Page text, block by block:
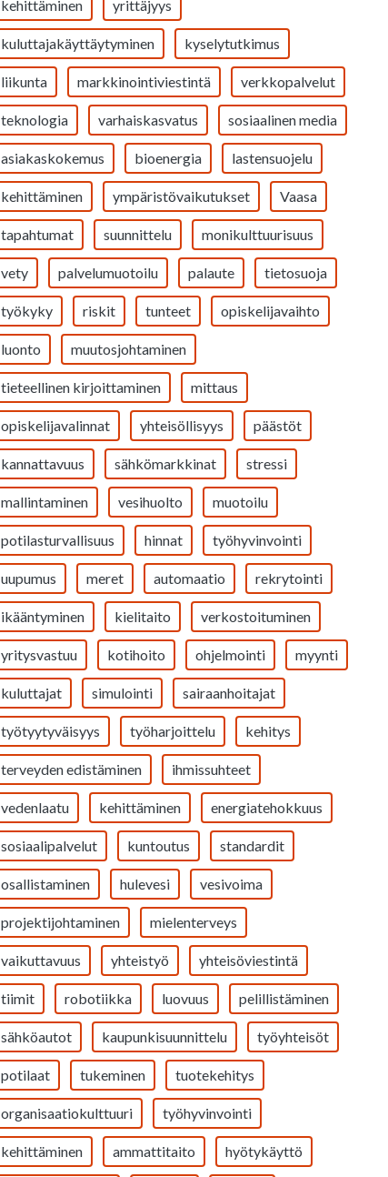
kehittäminen yrittäjyys
kuluttajakäyttäytyminen kyselytutkimus
liikunta markkinointiviestintä verkkopalvelut
teknologia varhaiskasvatus sosiaalinen media
asiakaskokemus bioenergia lastensuojelu
kehittäminen ympäristövaikutukset Vaasa
tapahtumat suunnittelu monikulttuurisuus
vety palvelumuotoilu palaute tietosuoja
työkyky riskit tunteet opiskelijavaihto
luonto muutosjohtaminen
tieteellinen kirjoittaminen mittaus
opiskelijavalinnat yhteisöllisyys päästöt
kannattavuus sähkömarkkinat stressi
mallintaminen vesihuolto muotoilu
potilasturvallisuus hinnat työhyvinvointi
uupumus meret automaatio rekrytointi
ikääntyminen kielitaito verkostoituminen
yritysvastuu kotihoito ohjelmointi myynti
kuluttajat simulointi sairaanhoitajat
työtyytyväisyys työharjoittelu kehitys
terveyden edistäminen ihmissuhteet
vedenlaatu kehittäminen energiatehokkuus
sosiaalipalvelut kuntoutus standardit
osallistaminen hulevesi vesivoima
projektijohtaminen mielenterveys
vaikuttavuus yhteistyö yhteisöviestintä
tiimit robotiikka luovuus pelillistäminen
sähköautot kaupunkisuunnittelu työyhteisöt
potilaat tukeminen tuotekehitys
organisaatiokulttuuri työhyvinvointi
kehittäminen ammattitaito hyötykäyttö